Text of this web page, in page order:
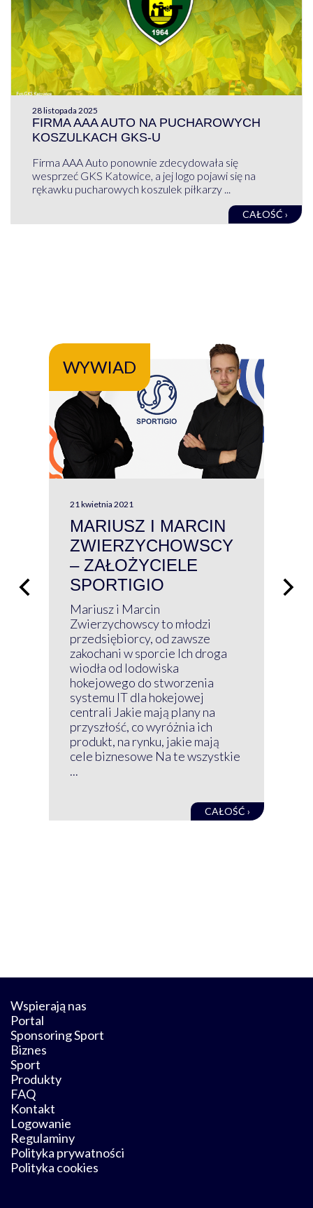
28 listopada 2025
FIRMA AAA AUTO NA PUCHAROWYCH
KOSZULKACH GKS-U
Firma AAA Auto ponownie zdecydowała się
wesprzeć GKS Katowice, a jej logo pojawi się na
rękawku pucharowych koszulek piłkarzy ...
CAŁOŚĆ ›
WYWIAD
21 kwietnia 2021
MARIUSZ I MARCIN
ZWIERZYCHOWSCY
– ZAŁOŻYCIELE
SPORTIGIO
Mariusz i Marcin
Zwierzychowscy to młodzi
przedsiębiorcy, od zawsze
zakochani w sporcie Ich droga
wiodła od lodowiska
hokejowego do stworzenia
systemu IT dla hokejowej
centrali Jakie mają plany na
przyszłość, co wyróżnia ich
produkt, na rynku, jakie mają
cele biznesowe Na te wszystkie
...
CAŁOŚĆ ›
Wspierają nas
Portal
Sponsoring Sport
Biznes
Sport
Produkty
FAQ
Kontakt
Logowanie
Regulaminy
Polityka prywatności
Polityka cookies